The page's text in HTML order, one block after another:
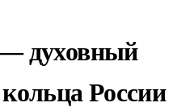
духовный
России